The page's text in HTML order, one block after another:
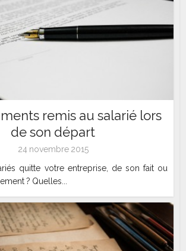
remis au salarié lors
de son départ
24 novembre 2015
quitte votre entreprise, de son fait ou
? Quelles...